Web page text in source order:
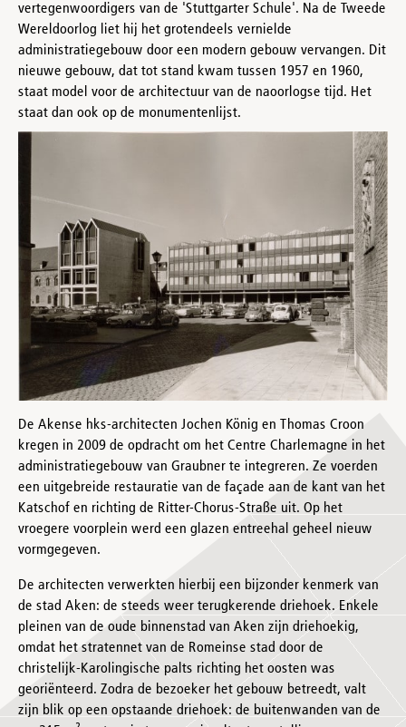
vertegenwoordigers van de 'Stuttgarter Schule'. Na de Tweede
Wereldoorlog liet hij het grotendeels vernielde
administratiegebouw door een modern gebouw vervangen. Dit
nieuwe gebouw, dat tot stand kwam tussen 1957 en 1960,
staat model voor de architectuur van de naoorlogse tijd. Het
staat dan ook op de monumentenlijst.
De Akense hks-architecten Jochen König en Thomas Croon
kregen in 2009 de opdracht om het Centre Charlemagne in het
administratiegebouw van Graubner te integreren. Ze voerden
een uitgebreide restauratie van de façade aan de kant van het
Katschof en richting de Ritter-Chorus-Straße uit. Op het
vroegere voorplein werd een glazen entreehal geheel nieuw
vormgegeven.
De architecten verwerkten hierbij een bijzonder kenmerk van
de stad Aken: de steeds weer terugkerende driehoek. Enkele
pleinen van de oude binnenstad van Aken zijn driehoekig,
omdat het stratennet van de Romeinse stad door de
christelijk-Karolingische palts richting het oosten was
georiënteerd. Zodra de bezoeker het gebouw betreedt, valt
zijn blik op een opstaande driehoek: de buitenwanden van de